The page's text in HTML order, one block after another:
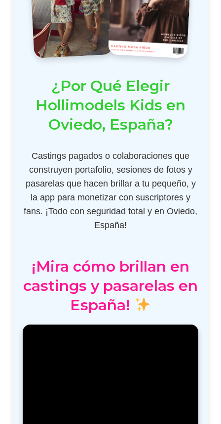
¿Por Qué Elegir
Hollimodels Kids en
Oviedo, España?
Castings pagados o colaboraciones que
construyen portafolio, sesiones de fotos y
pasarelas que hacen brillar a tu pequeño, y
la app para monetizar con suscriptores y
fans. ¡Todo con seguridad total y en Oviedo,
España!
¡Mira cómo brillan en
castings y pasarelas en
España!